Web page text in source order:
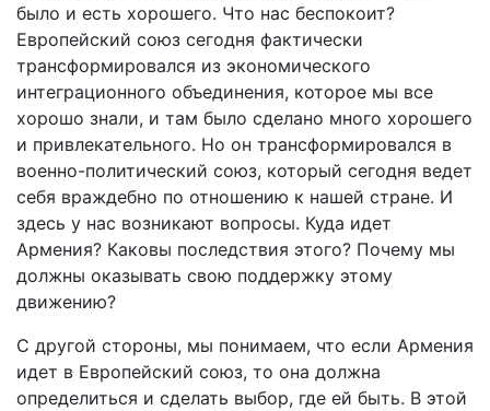
было и есть хорошего. Что нас беспокоит?
Европейский союз сегодня фактически
трансформировался из экономического
интеграционного объединения, которое мы все
хорошо знали, и там было сделано много хорошего
и привлекательного. Но он трансформировался в
военно-политический союз, который сегодня ведет
себя враждебно по отношению к нашей стране. И
здесь у нас возникают вопросы. Куда идет
Армения? Каковы последствия этого? Почему мы
должны оказывать свою поддержку этому
движению?
С другой стороны, мы понимаем, что если Армения
идет в Европейский союз, то она должна
определиться и сделать выбор, где ей быть. В этой